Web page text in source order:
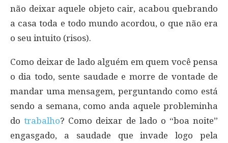
não deixar aquele objeto cair, acabou quebrando
a casa toda e todo mundo acordou, o que não era
o seu intuito (risos).
Como deixar de lado alguém em quem você pensa
o dia todo, sente saudade e morre de vontade de
mandar uma mensagem, perguntando como está
sendo a semana, como anda aquele probleminha
dotrabalho? Como deixar de lado o “boa noite”
engasgado, a saudade que invade logo pela